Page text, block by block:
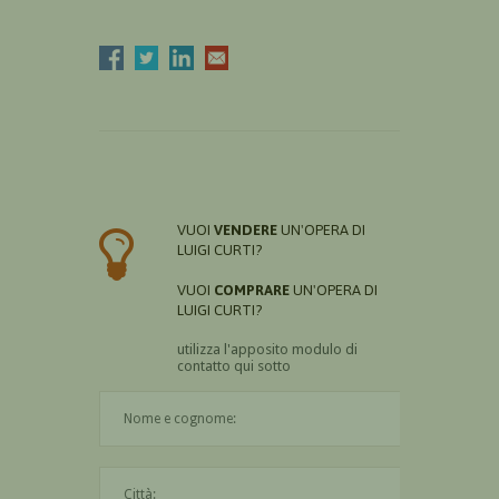
VUOI VENDERE UN'OPERA DI
LUIGI CURTI?
VUOI COMPRARE UN'OPERA DI
LUIGI CURTI?
utilizza l'apposito modulo di
contatto qui sotto